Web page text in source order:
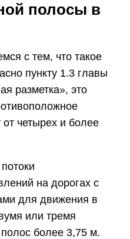
полосы в
с тем, что такое
пункту 1.3 главы
разметка», это
четырех и более
на дорогах с
для движения в
или тремя
более 3,75 м.